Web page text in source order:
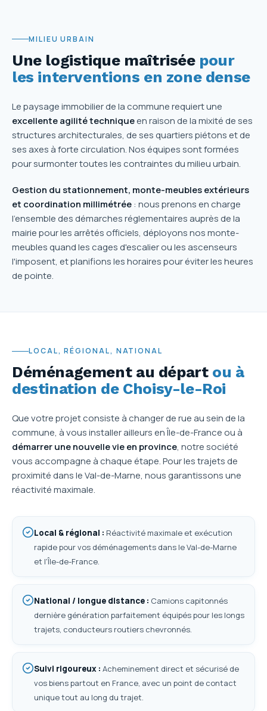
MILIEU URBAIN
Une logistique maîtrisée pour
les interventions en zone dense
Le paysage immobilier de la commune requiert une
excellente agilité techniqueen raison de la mixité de ses
structures architecturales, de ses quartiers piétons et de
ses axes à forte circulation. Nos équipes sont formées
pour surmonter toutes les contraintes du milieu urbain.
Gestion du stationnement, monte-meubles extérieurs
et coordination millimétrée: nous prenons en charge
l'ensemble des démarches réglementaires auprès de la
mairie pour les arrêtés officiels, déployons nos monte-
meubles quand les cages d'escalier ou les ascenseurs
l'imposent, et planifions les horaires pour éviter les heures
de pointe.
LOCAL, RÉGIONAL, NATIONAL
Déménagement au départ ou à
destination de Choisy-le-Roi
Que votre projet consiste à changer de rue au sein de la
commune, à vous installer ailleurs en Île-de-France ou à
démarrer une nouvelle vie en province, notre société
vous accompagne à chaque étape. Pour les trajets de
proximité dans le Val-de-Marne, nous garantissons une
réactivité maximale.
Local & régional : Réactivité maximale et exécution
rapide pour vos déménagements dans le Val-de-Marne
et l'Île-de-France.
National / longue distance : Camions capitonnés
dernière génération parfaitement équipés pour les longs
trajets, conducteurs routiers chevronnés.
Suivi rigoureux : Acheminement direct et sécurisé de
vos biens partout en France, avec un point de contact
unique tout au long du trajet.